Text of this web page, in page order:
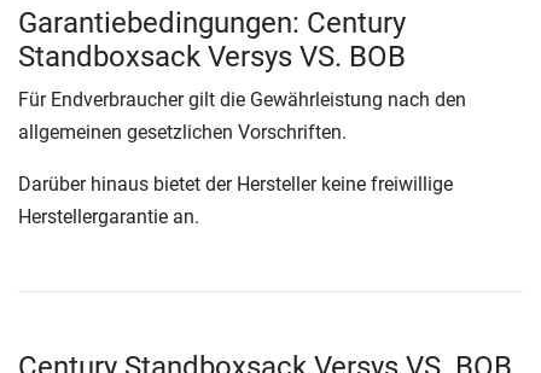
Garantiebedingungen: Century
Standboxsack Versys VS. BOB
Für Endverbraucher gilt die Gewährleistung nach den
allgemeinen gesetzlichen Vorschriften.
Darüber hinaus bietet der Hersteller keine freiwillige
Herstellergarantie an.